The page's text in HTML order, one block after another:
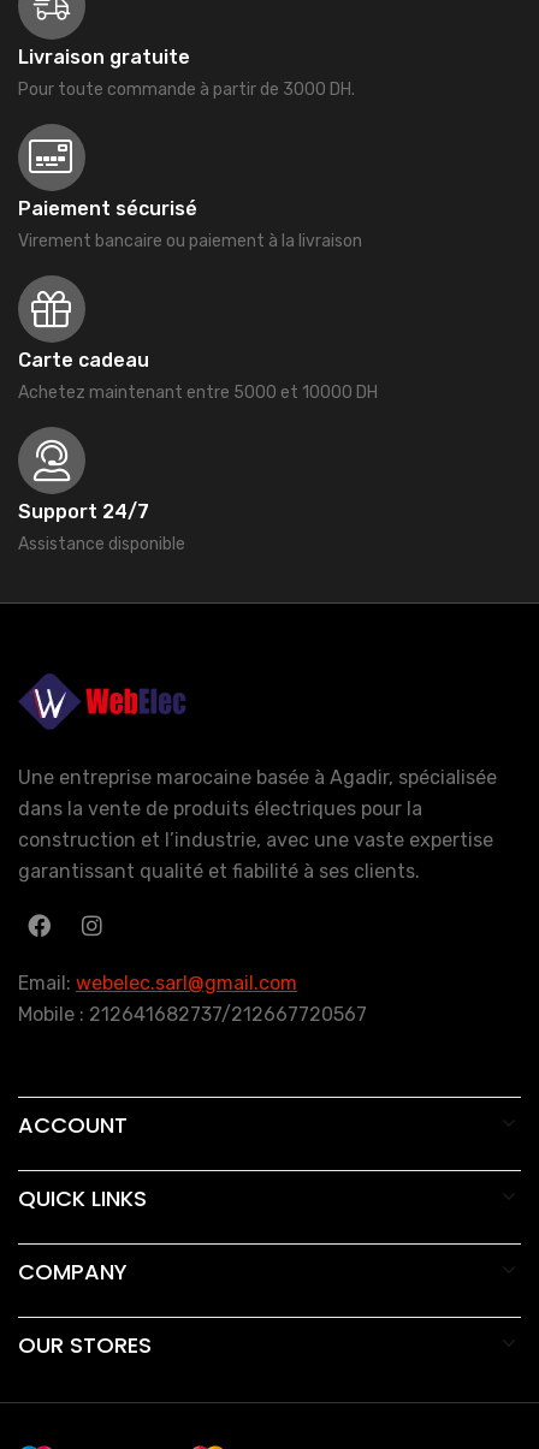
Livraison gratuite
Pour toute commande à partir de 3000 DH.
Paiement sécurisé
Virement bancaire ou paiement à la livraison
Carte cadeau
Achetez maintenant entre 5000 et 10000 DH
Support 24/7
Assistance disponible
Une entreprise marocaine basée à Agadir, spécialisée
dans la vente de produits électriques pour la
construction et l’industrie, avec une vaste expertise
garantissant qualité et fiabilité à ses clients.
Email: webelec.sarl@gmail.com
Mobile : 212641682737/212667720567
ACCOUNT
QUICK LINKS
COMPANY
OUR STORES